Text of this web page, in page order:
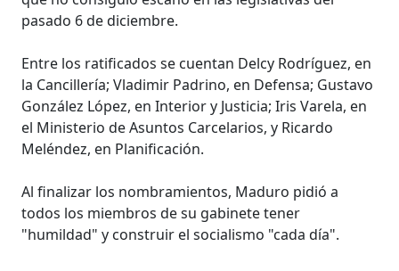
pasado 6 de diciembre.
Entre los ratificados se cuentan Delcy Rodríguez, en
la Cancillería; Vladimir Padrino, en Defensa; Gustavo
González López, en Interior y Justicia; Iris Varela, en
el Ministerio de Asuntos Carcelarios, y Ricardo
Meléndez, en Planificación.
Al finalizar los nombramientos, Maduro pidió a
todos los miembros de su gabinete tener
"humildad" y construir el socialismo "cada día".